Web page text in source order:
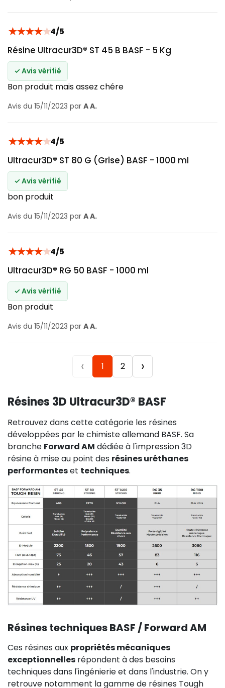
★★★★★4/5
Résine Ultracur3D® ST 45 B BASF - 5 Kg
✓ Avis vérifié
Bon produit mais assez chére
Avis du 15/11/2023 par A A.
★★★★★4/5
Ultracur3D® ST 80 G (Grise) BASF - 1000 ml
✓ Avis vérifié
bon produit
Avis du 15/11/2023 par A A.
★★★★★4/5
Ultracur3D® RG 50 BASF - 1000 ml
✓ Avis vérifié
Bon produit
Avis du 15/11/2023 par A A.
‹ 1 2 ›
Résines 3D Ultracur3D® BASF
Retrouvez dans cette catégorie les résines
développées par le chimiste allemand BASF. Sa
branche Forward AM dédiée à l'impression 3D
résine à mise au point des résines uréthanes
performanteset techniques.
Résines techniques BASF / Forward AM
Ces résines aux propriétés mécaniques
exceptionnelles répondent à des besoins
techniques dans l'ingénierie et dans l'industrie. On y
retrouve notamment la gamme de résines Tough